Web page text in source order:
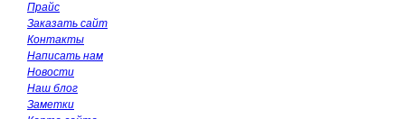
Прайс
Заказать сайт
Контакты
Написать нам
Новости
Наш блог
Заметки